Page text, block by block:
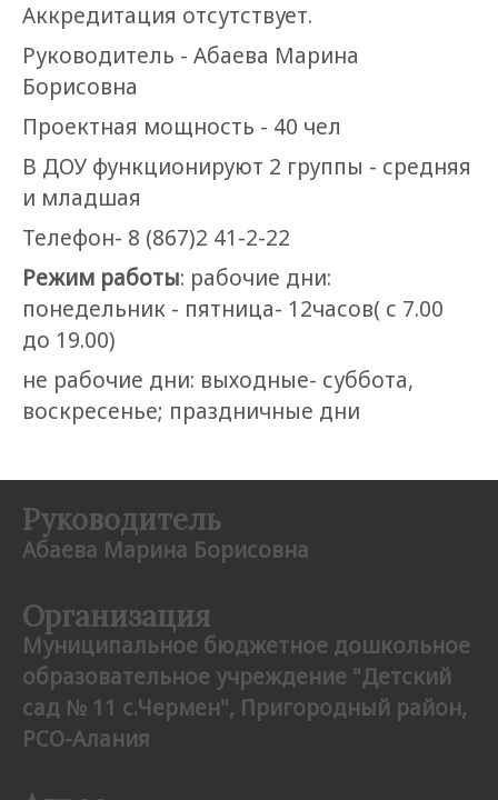
Аккредитация отсутствует.
Руководитель - Абаева Марина
Борисовна
Проектная мощность - 40 чел
В ДОУ функционируют 2 группы - средняя
и младшая
Телефон- 8 (867)2 41-2-22
Режим работы: рабочие дни:
понедельник - пятница- 12часов( с 7.00
до 19.00)
не рабочие дни: выходные- суббота,
воскресенье; праздничные дни
Руководитель
Абаева Марина Борисовна
Организация
Муниципальное бюджетное дошкольное
образовательное учреждение "Детский
сад № 11 с.Чермен", Пригородный район,
РCО-Алания